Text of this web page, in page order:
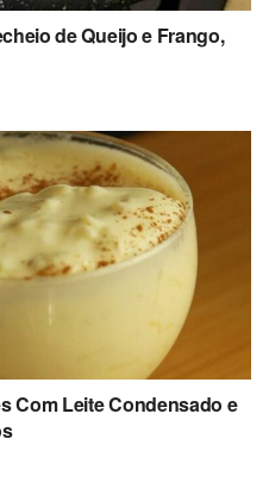
de Queijo e Frango,
Com Leite Condensado e